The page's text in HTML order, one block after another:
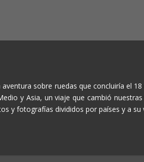
sobre ruedas que concluiría el
y Asia, un viaje que cambió
y fotografías divididos por países y a